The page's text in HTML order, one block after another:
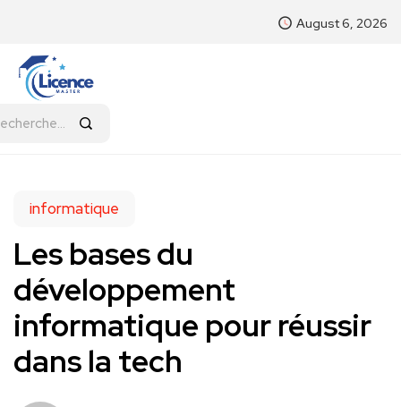
August 6, 2026
informatique
Les bases du
développement
informatique pour réussir
dans la tech